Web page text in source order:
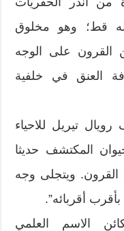
قط؛ وهو مخلوق
على الوجه
العنق في خلفية
تيريل للاحياء
المكتشف حديثا
ويتجلى وجه
أقربائه”.
الاسم العلمي